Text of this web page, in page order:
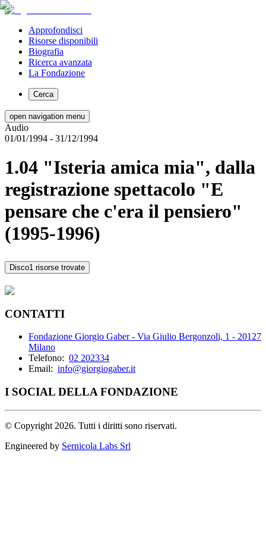
Approfondisci
Risorse disponibili
Biografia
Ricerca avanzata
La Fondazione
Cerca
open navigation menu
Audio
01/01/1994 - 31/12/1994
1.04 "Isteria amica mia", dalla
registrazione spettacolo "E
pensare che c'era il pensiero"
(1995-1996)
Disco1 risorse trovate
CONTATTI
Fondazione Giorgio Gaber - Via Giulio Bergonzoli, 1 - 20127
Milano
Telefono: 02 202334
Email: info@giorgiogaber.it
I SOCIAL DELLA FONDAZIONE
© Copyright 2026. Tutti i diritti sono riservati.
Engineered by Sernicola Labs Srl